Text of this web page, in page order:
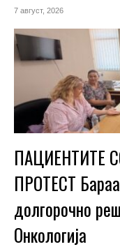
7 август, 2026
ПАЦИЕНТИТЕ
ПРОТЕСТ
долгорочно
Онкологија